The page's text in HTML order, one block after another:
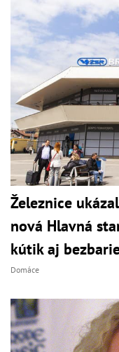
Železnice
nová Hlavná
kútik aj
Domáce